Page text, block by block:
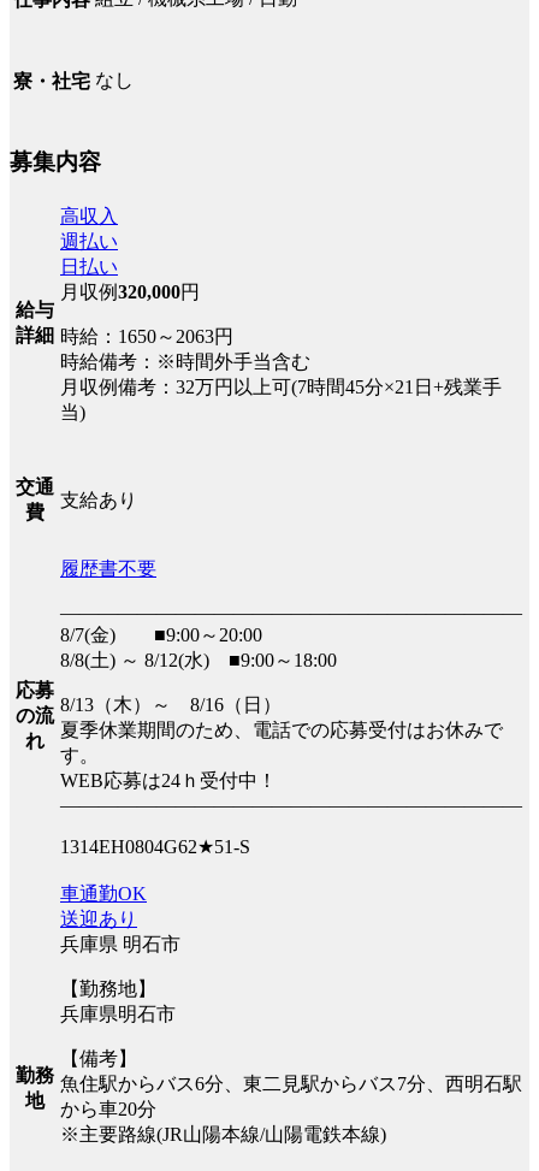
寮・社宅 なし
募集内容
給与
詳細
高収入
週払い
日払い
月収例320,000円
時給：1650～2063円
時給備考：※時間外手当含む
月収例備考：32万円以上可(7時間45分×21日+残業手
当)
交通
費
支給あり
応募
の流
れ
履歴書不要
――――――――――――――――――――――――
8/7(金) ■9:00～20:00
8/8(土) ～ 8/12(水) ■9:00～18:00
8/13（木）～ 8/16（日）
夏季休業期間のため、電話での応募受付はお休みで
す。
WEB応募は24ｈ受付中！
――――――――――――――――――――――――
1314EH0804G62★51-S
勤務
地
車通勤OK
送迎あり
兵庫県 明石市
【勤務地】
兵庫県明石市
【備考】
魚住駅からバス6分、東二見駅からバス7分、西明石駅
から車20分
※主要路線(JR山陽本線/山陽電鉄本線)